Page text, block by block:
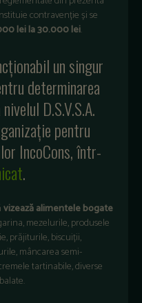
contravenție și se
lei la 30.000 lei.
un singur
determinarea
D.S.V.S.A.
pentru
IncoCons, într-
.
vizează alimentele bogate
mezelurile, produsele
prăjiturile, biscuiții,
mâncarea semi-
tartinabile, diverse